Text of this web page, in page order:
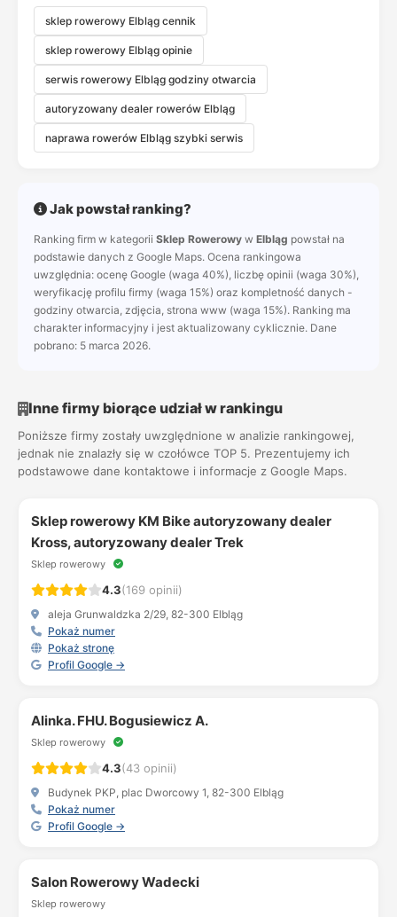
sklep rowerowy Elbląg cennik
sklep rowerowy Elbląg opinie
serwis rowerowy Elbląg godziny otwarcia
autoryzowany dealer rowerów Elbląg
naprawa rowerów Elbląg szybki serwis
Jak powstał ranking?
Ranking firm w kategorii Sklep Rowerowy w Elbląg powstał na
podstawie danych z Google Maps. Ocena rankingowa
uwzględnia: ocenę Google (waga 40%), liczbę opinii (waga 30%),
weryfikację profilu firmy (waga 15%) oraz kompletność danych -
godziny otwarcia, zdjęcia, strona www (waga 15%). Ranking ma
charakter informacyjny i jest aktualizowany cyklicznie. Dane
pobrano: 5 marca 2026.
Inne firmy biorące udział w rankingu
Poniższe firmy zostały uwzględnione w analizie rankingowej,
jednak nie znalazły się w czołówce TOP 5. Prezentujemy ich
podstawowe dane kontaktowe i informacje z Google Maps.
Sklep rowerowy KM Bike autoryzowany dealer
Kross, autoryzowany dealer Trek
Sklep rowerowy
4.3(169 opinii)
aleja Grunwaldzka 2/29, 82-300 Elbląg
Pokaż numer
Pokaż stronę
Profil Google →
Alinka. FHU. Bogusiewicz A.
Sklep rowerowy
4.3(43 opinii)
Budynek PKP, plac Dworcowy 1, 82-300 Elbląg
Pokaż numer
Profil Google →
Salon Rowerowy Wadecki
Sklep rowerowy